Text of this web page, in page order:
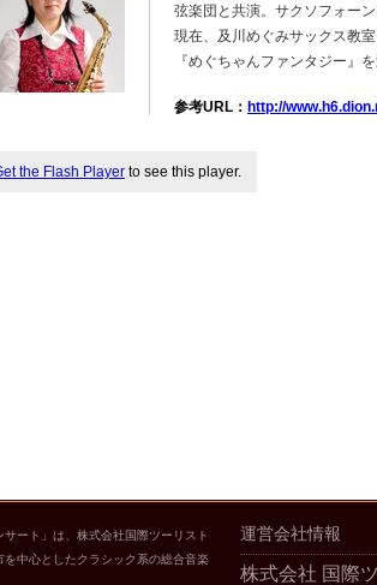
弦楽団と共演。サクソフォー
現在、及川めぐみサックス教
『めぐちゃんファンタジー』を
参考URL： http://
the Flash Player to see this player.
ート」は、株式会社国際ツーリスト
を中心としたクラシック系の総合音楽
運営会社情報
株式会社 国際